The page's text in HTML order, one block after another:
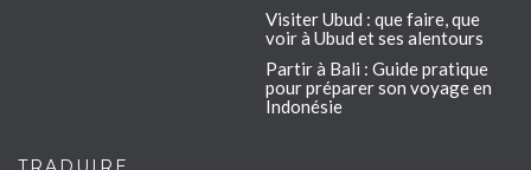
Visiter Ubud : que faire, que
voir à Ubud et ses alentours
Partir à Bali : Guide pratique
pour préparer son voyage en
Indonésie